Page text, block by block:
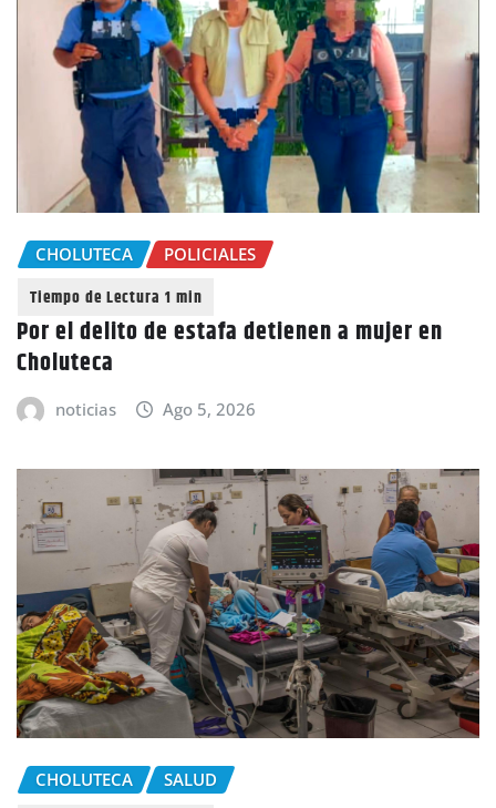
CHOLUTECA POLICIALES
Por el delito de estafa detienen a mujer en
Choluteca
noticias Ago 5, 2026
CHOLUTECA SALUD